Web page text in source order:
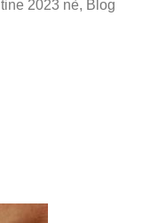
2023 nè, Blog